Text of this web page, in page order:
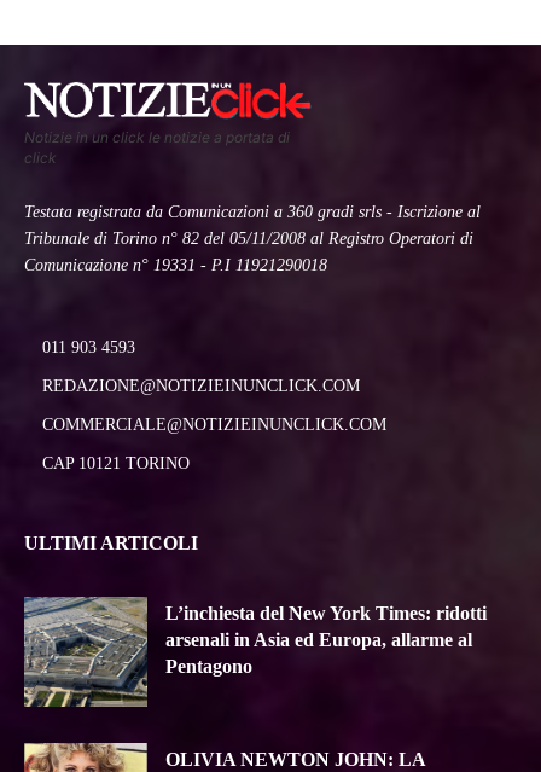
Notizie in un click le notizie a portata di
click
Testata registrata da Comunicazioni a 360 gradi srls - Iscrizione al
Tribunale di Torino n° 82 del 05/11/2008 al Registro Operatori di
Comunicazione n° 19331 - P.I 11921290018
011 903 4593
REDAZIONE@NOTIZIEINUNCLICK.COM
COMMERCIALE@NOTIZIEINUNCLICK.COM
CAP 10121 TORINO
ULTIMI ARTICOLI
L’inchiesta del New York Times: ridotti
arsenali in Asia ed Europa, allarme al
Pentagono
OLIVIA NEWTON JOHN: LA